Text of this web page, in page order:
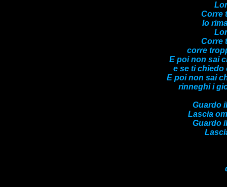
Corre
Io
Corre
corre
E poi non sai
e se ti chiedo
E poi non sai
rinneghi i
Guardo
Lascia
Guardo